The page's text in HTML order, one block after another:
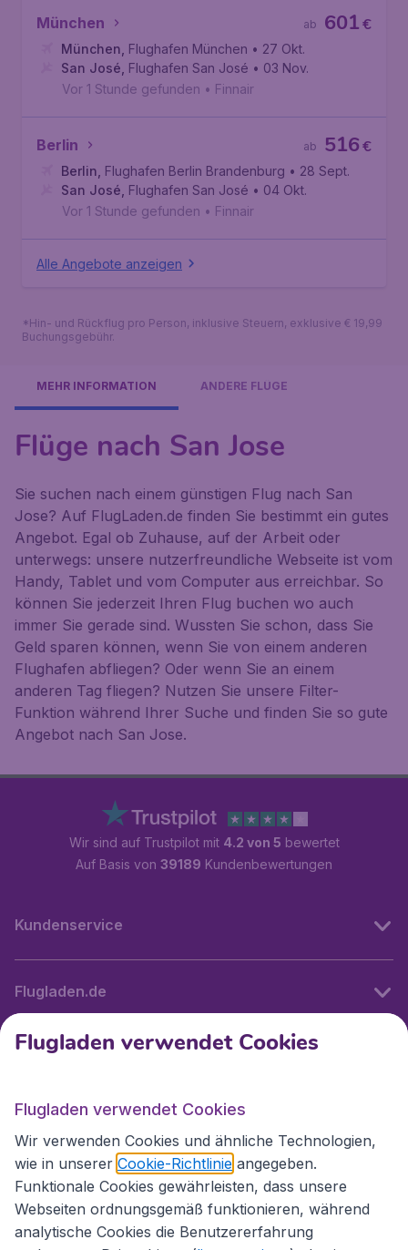
München €
601
ab
München Flughafen München • 27 Okt.
San José Flughafen San José • 03 Nov.
Vor 1 Stunde gefunden • Finnair
Berlin €
516
ab
Berlin Flughafen Berlin Brandenburg • 28 Sept.
San José Flughafen San José • 04 Okt.
Vor 1 Stunde gefunden • Finnair
Alle Angebote anzeigen
*Hin- und Rückflug pro Person, inklusive Steuern, exklusive € 19,99
Buchungsgebühr.
MEHR INFORMATION ANDERE FLÜGE
Flüge nach San Jose
Sie suchen nach einem günstigen Flug nach San
Jose? Auf FlugLaden.de finden Sie bestimmt ein gutes
Angebot. Egal ob Zuhause, auf der Arbeit oder
unterwegs: unsere nutzerfreundliche Webseite ist vom
Handy, Tablet und vom Computer aus erreichbar. So
können Sie jederzeit Ihren Flug buchen wo auch
immer Sie gerade sind. Wussten Sie schon, dass Sie
Geld sparen können, wenn Sie von einem anderen
Flughafen abfliegen? Oder wenn Sie an einem
anderen Tag fliegen? Nutzen Sie unsere Filter-
Funktion während Ihrer Suche und finden Sie so gute
Angebot nach San Jose.
Wir sind auf Trustpilot mit 4.2 von 5 bewertet
Auf Basis von 39189 Kundenbewertungen
Kundenservice
Flugladen.de
Internationale Webseiten
Folgen Sie uns:
Flugladen verwendet Cookies
Flugladen verwendet Cookies
Wir verwenden Cookies und ähnliche Technologien,
wie in unserer Cookie-Richtlinie angegeben.
Funktionale Cookies gewährleisten, dass unsere
Webseiten ordnungsgemäß funktionieren, während
analytische Cookies die Benutzererfahrung